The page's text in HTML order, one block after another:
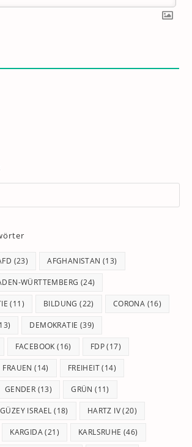
(23) AFGHANISTAN (13)
WÜRTTEMBERG (24)
(11) BILDUNG (22) CORONA (16)
DEMOKRATIE (39)
FACEBOOK (16) FDP(17)
FRAUEN (14) FREIHEIT(14)
GENDER (13) GRÜN (11)
GÜZEY ISRAEL (18) HARTZ IV(20)
KARGIDA(21) KARLSRUHE (46)